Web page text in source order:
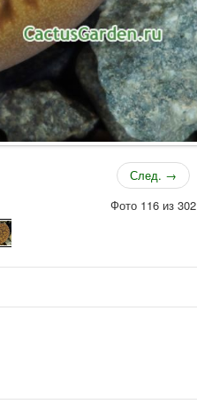
След. →
Фото 116 из 302